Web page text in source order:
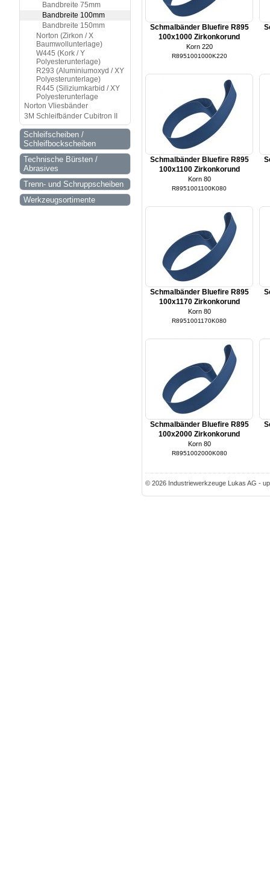
Bandbreite 75mm
Bandbreite 100mm
Bandbreite 150mm
Norton (Zirkon / X
Baumwollunterlage)
W445 (Kork / Y
Polyesterunterlage)
R293 (Aluminiumoxyd / XY
Polyesterunterlage)
R445 (Siliziumkarbid / XY
Polyesterunterlage
Norton Vliesbänder
3M Schleifbänder Cubitron II
Schleifscheiben /
Schleifbockscheiben
Technische Bürsten /
Abrasives
Trenn- und Schruppscheiben
Werkzeugsortimente
Schmalbänder Bluefire R895
100x1000 Zirkonkorund
Korn 220
R8951001000K220
Schmalbänder Bluefire R895
100x1100 Zirkonkorund
Korn 80
R8951001100K080
Schmalbänder Bluefire R895
100x1170 Zirkonkorund
Korn 80
R8951001170K080
Schmalbänder Bluefire R895
100x2000 Zirkonkorund
Korn 80
R8951002000K080
© 2026 Industriewerkzeuge Lukas AG -